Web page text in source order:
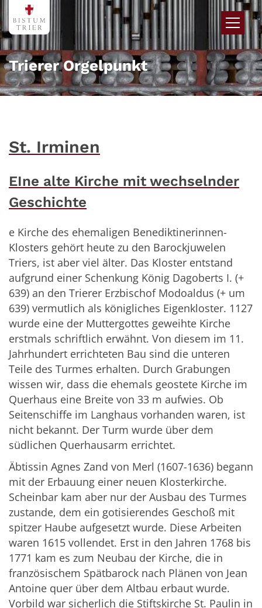
Zum Inhalt springen
Trierer Orgelpunkt
St. Irminen
EIne alte Kirche mit wechselnder
Geschichte
e Kirche des ehemaligen Benediktinerinnen-
Klosters gehört heute zu den Barockjuwelen
Triers, ist aber viel älter. Das Kloster entstand
aufgrund einer Schenkung König Dagoberts I. (+
639) an den Trierer Erzbischof Modoaldus (+ um
639) vermutlich als königliches Eigenkloster. 1127
wurde eine der Muttergottes geweihte Kirche
erstmals schriftlich erwähnt. Von diesem im 11.
Jahrhundert errichteten Bau sind die unteren
Teile des Turmes erhalten. Durch Grabungen
wissen wir, dass die ehemals geostete Kirche im
Querhaus eine Breite von 33 m aufwies. Ob
Seitenschiffe im Langhaus vorhanden waren, ist
nicht bekannt. Der Turm wurde über dem
südlichen Querhausarm errichtet.
Äbtissin Agnes Zand von Merl (1607-1636) begann
mit der Erbauung einer neuen Klosterkirche.
Scheinbar kam aber nur der Ausbau des Turmes
zustande, dem ein gotisierendes Geschoß mit
spitzer Haube aufgesetzt wurde. Diese Arbeiten
waren 1615 vollendet. Erst in den Jahren 1768 bis
1771 kam es zum Neubau der Kirche, die in
französischem Spätbarock nach Plänen von Jean
Antoine quer über dem Altbau erbaut wurde.
Vorbild war sicherlich die Stiftskirche St. Paulin in